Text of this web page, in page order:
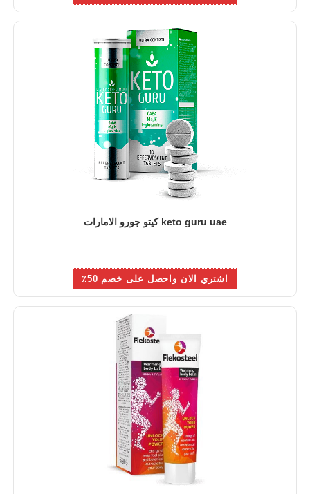
keto guru uae كيتو جورو الامارات
اشتري الان واحصل على خصم 50٪